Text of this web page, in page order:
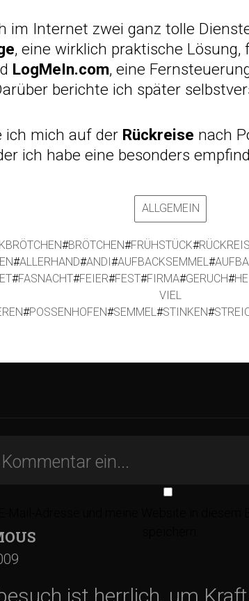
im Internet zwei ganz tolle
, eine wirklich praktische Lösung,
LogMeIn.com, eine
berichte ich später
ich mich auf der Rückreise nach
ich habe eine besonders
ALLGEMEIN
#BRÖTCHEN#FRÜHSTÜCK#
#ALLERHAND#ANDI #AUFBACKSEMMEL#
#FASNACHT#FEIER#FEST#FIRMA#GERUCH#
VIEL
#POSSENHOFEN#SEMMEL#STINKEN#
ist herrlich, um